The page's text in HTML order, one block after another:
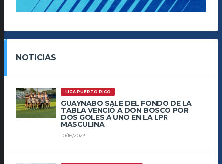
NOTICIAS
LIGA PUERTO RICO
GUAYNABO SALE DEL FONDO DE LA
TABLA VENCIÓ A DON BOSCO POR
DOS GOLES A UNO EN LA LPR
MASCULINA
10/16/2023